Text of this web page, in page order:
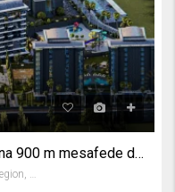
Alanya Avsallar’da İncekum plajına 900 m mesafede daireler